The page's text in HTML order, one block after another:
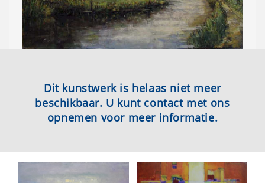
Dit kunstwerk is helaas niet meer
beschikbaar. U kunt contact met ons
opnemen voor meer informatie.